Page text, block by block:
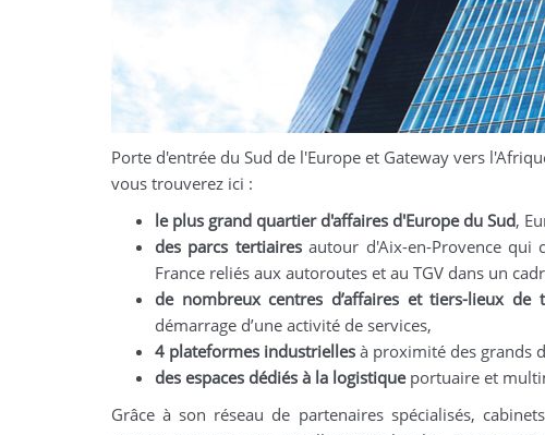
Porte d'entrée du Sud de l'Europe et Gateway vers
vous trouverez ici :
le plus grand quartier d'affaires d'Europe du Sud,
des parcs tertiairesautour d'Aix-en-Provence qui
France reliés aux autoroutes et au TGV dans un
de nombreux centres d’affaires et tiers-lieux
démarrage d’une activité de services,
4 plateformes industrielles à proximité des grands
des espaces dédiés à la logistique portuaire et
Grâce à son réseau de partenaires spécialisés,